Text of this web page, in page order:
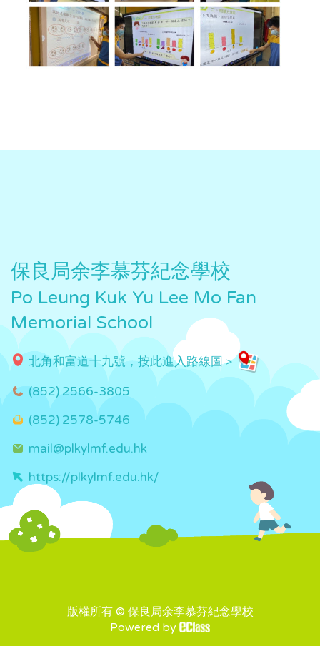
保良局余李慕芬紀念學校
Po Leung Kuk Yu Lee Mo Fan
Memorial School
北角和富道十九號，按此進入路線圖＞
(852) 2566-3805
(852) 2578-5746
mail@plkylmf.edu.hk
https://plkylmf.edu.hk/
版權所有 © 保良局余李慕芬紀念學校
Powered by